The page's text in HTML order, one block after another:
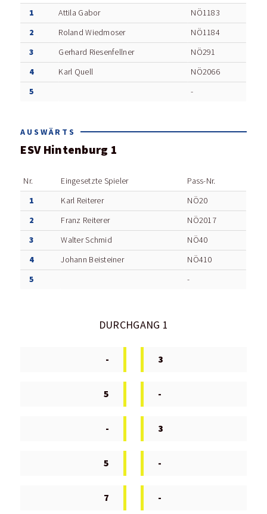
1 Attila Gabor NÖ1183
2 Roland Wiedmoser NÖ1184
3 Gerhard Riesenfellner NÖ291
4 Karl Quell NÖ2066
5 -
AUSWÄRTS
ESV Hintenburg 1
Nr. Eingesetzte Spieler Pass-Nr.
1 Karl Reiterer NÖ20
2 Franz Reiterer NÖ2017
3 Walter Schmid NÖ40
4 Johann Beisteiner NÖ410
5 -
DURCHGANG 1
- 3
5 -
- 3
5 -
7 -